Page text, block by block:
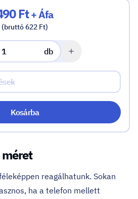
Ft+ Áfa
(bruttó 622 Ft)
db
Kosárba
reagálhatunk. Sokan
ha a telefon mellett